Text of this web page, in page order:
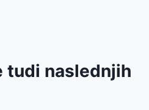
tudi naslednjih